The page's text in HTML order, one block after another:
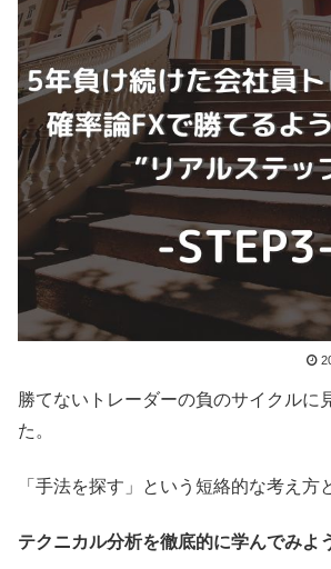
勝てないトレーダーの負のサイクルに
た。
「手法を探す」という短絡的な考え方
テクニカル分析を徹底的に学んでみよ